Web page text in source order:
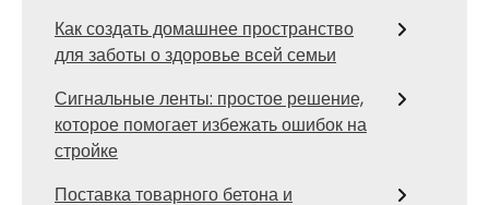
Как создать домашнее пространство
для заботы о здоровье всей семьи
Сигнальные ленты: простое решение,
которое помогает избежать ошибок на
стройке
Поставка товарного бетона и